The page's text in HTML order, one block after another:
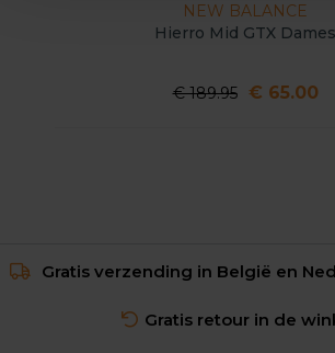
NEW BALANCE
Hierro Mid GTX Dames
€ 189.95 € 65.00
Gratis verzending in België en
Gratis retour in de